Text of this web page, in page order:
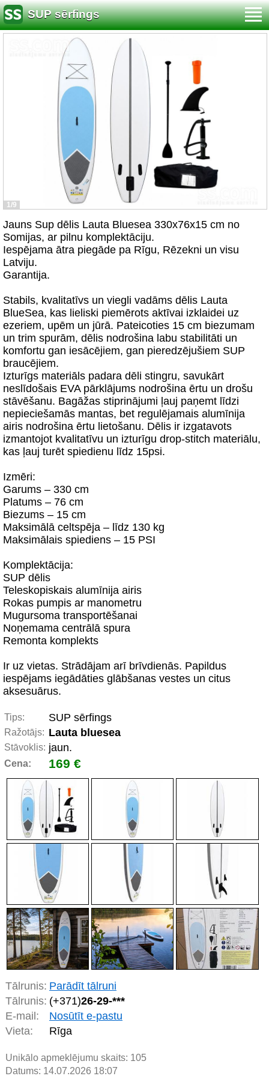
SUP sērfings
1/9
Jauns Sup dēlis Lauta Bluesea 330x76x15 cm no
Somijas, ar pilnu komplektāciju.
Iespējama ātra piegāde pa Rīgu, Rēzekni un visu
Latviju.
Garantija.
Stabils, kvalitatīvs un viegli vadāms dēlis Lauta
BlueSea, kas lieliski piemērots aktīvai izklaidei uz
ezeriem, upēm un jūrā. Pateicoties 15 cm biezumam
un trim spurām, dēlis nodrošina labu stabilitāti un
komfortu gan iesācējiem, gan pieredzējušiem SUP
braucējiem.
Izturīgs materiāls padara dēli stingru, savukārt
neslīdošais EVA pārklājums nodrošina ērtu un drošu
stāvēšanu. Bagāžas stiprinājumi ļauj paņemt līdzi
nepieciešamās mantas, bet regulējamais alumīnija
airis nodrošina ērtu lietošanu. Dēlis ir izgatavots
izmantojot kvalitatīvu un izturīgu drop-stitch materiālu,
kas ļauj turēt spiedienu līdz 15psi.
Izmēri:
Garums – 330 cm
Platums – 76 cm
Biezums – 15 cm
Maksimālā celtspēja – līdz 130 kg
Maksimālais spiediens – 15 PSI
Komplektācija:
SUP dēlis
Teleskopiskais alumīnija airis
Rokas pumpis ar manometru
Mugursoma transportēšanai
Noņemama centrālā spura
Remonta komplekts
Ir uz vietas. Strādājam arī brīvdienās. Papildus
iespējams iegādāties glābšanas vestes un citus
aksesuārus.
Tips: SUP sērfings
Ražotājs: Lauta bluesea
Stāvoklis: jaun.
Cena: 169 €
Tālrunis: Parādīt tālruni
Tālrunis: (+371)26-29-***
E-mail:
Nosūtīt e-pastu
Vieta:
Rīga
Unikālo apmeklējumu skaits: 105
Datums: 14.07.2026 18:07